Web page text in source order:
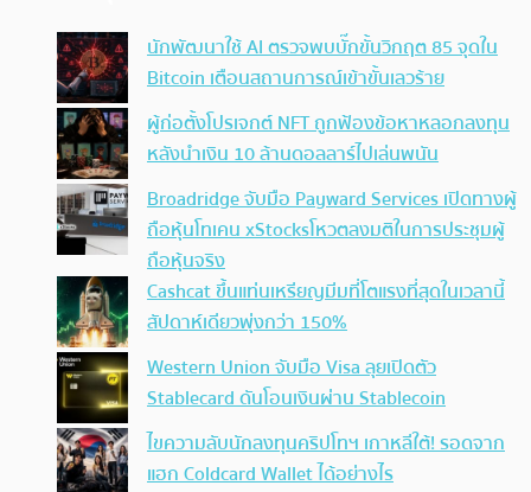
นักพัฒนาใช้ AI ตรวจพบบั๊กขั้นวิกฤต 85 จุดใน
Bitcoin เตือนสถานการณ์เข้าขั้นเลวร้าย
ผู้ก่อตั้งโปรเจกต์ NFT ถูกฟ้องข้อหาหลอกลงทุน
หลังนำเงิน 10 ล้านดอลลาร์ไปเล่นพนัน
Broadridge จับมือ Payward Services เปิดทางผู้
ถือหุ้นโทเคน xStocksโหวตลงมติในการประชุมผู้
ถือหุ้นจริง
Cashcat ขึ้นแท่นเหรียญมีมที่โตแรงที่สุดในเวลานี้
สัปดาห์เดียวพุ่งกว่า 150%
Western Union จับมือ Visa ลุยเปิดตัว
Stablecard ดันโอนเงินผ่าน Stablecoin
ไขความลับนักลงทุนคริปโทฯ เกาหลีใต้! รอดจาก
แฮก Coldcard Wallet ได้อย่างไร